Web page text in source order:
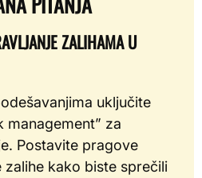
ZALIHAMA U
uključite
management” za
Postavite pragove
zalihe kako biste sprečili